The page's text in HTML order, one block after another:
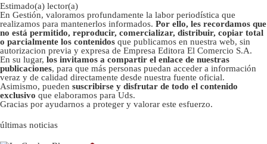
Estimado(a) lector(a)
En Gestión, valoramos profundamente la labor periodística que
realizamos para mantenerlos informados. Por ello, les recordamos que
no está permitido, reproducir, comercializar, distribuir, copiar total
o parcialmente los contenidos que publicamos en nuestra web, sin
autorizacion previa y expresa de Empresa Editora El Comercio S.A.
En su lugar, los invitamos a compartir el enlace de nuestras
publicaciones, para que más personas puedan acceder a información
veraz y de calidad directamente desde nuestra fuente oficial.
Asimismo, pueden suscribirse y disfrutar de todo el contenido
exclusivo que elaboramos para Uds.
Gracias por ayudarnos a proteger y valorar este esfuerzo.
últimas noticias